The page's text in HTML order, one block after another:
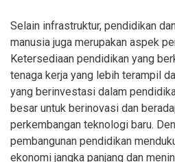
Selain infrastruktur, pendidikan
manusia juga merupakan aspek
Ketersediaan pendidikan yang
tenaga kerja yang lebih terampil
yang berinvestasi dalam
besar untuk berinovasi dan
perkembangan teknologi baru.
pembangunan pendidikan
ekonomi jangka panjang dan